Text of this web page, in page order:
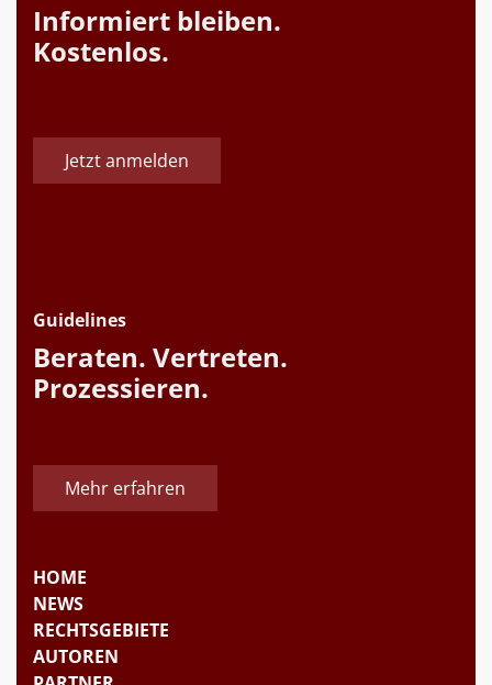
Informiert bleiben.
Kostenlos.
Jetzt anmelden
Guidelines
Beraten. Vertreten.
Prozessieren.
Mehr erfahren
HOME
NEWS
RECHTSGEBIETE
AUTOREN